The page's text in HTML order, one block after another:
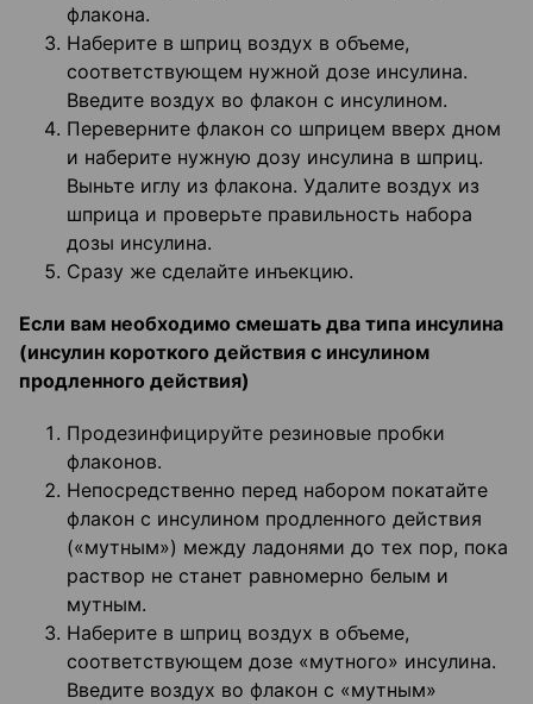
флакона.
Наберите в шприц воздух в объеме,
соответствующем нужной дозе инсулина.
Введите воздух во флакон с инсулином.
Переверните флакон со шприцем вверх дном
и наберите нужную дозу инсулина в шприц.
Выньте иглу из флакона. Удалите воздух из
шприца и проверьте правильность набора
дозы инсулина.
Сразу же сделайте инъекцию.
Если вам необходимо смешать два типа инсулина
(инсулин короткого действия с инсулином
продленного действия)
Продезинфицируйте резиновые пробки
флаконов.
Непосредственно перед набором покатайте
флакон с инсулином продленного действия
(«мутным») между ладонями до тех пор, пока
раствор не станет равномерно белым и
мутным.
Наберите в шприц воздух в объеме,
соответствующем дозе «мутного» инсулина.
Введите воздух во флакон с «мутным»